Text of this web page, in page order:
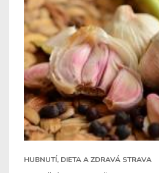
HUBNUTÍ, DIETA A ZDRAVÁ STRAVA